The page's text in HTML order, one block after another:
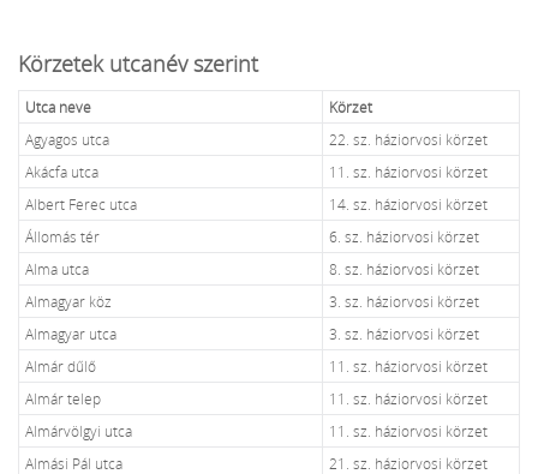
Körzetek utcanév szerint
Utca neve
Körzet
Agyagos utca
22. sz. háziorvosi körzet
Akácfa utca
11. sz. háziorvosi körzet
Albert Ferec utca
14. sz. háziorvosi körzet
Állomás tér
6. sz. háziorvosi körzet
Alma utca
8. sz. háziorvosi körzet
Almagyar köz
3. sz. háziorvosi körzet
Almagyar utca
3. sz. háziorvosi körzet
Almár dűlő
11. sz. háziorvosi körzet
Almár telep
11. sz. háziorvosi körzet
Almárvölgyi utca
11. sz. háziorvosi körzet
Almási Pál utca
21. sz. háziorvosi körzet